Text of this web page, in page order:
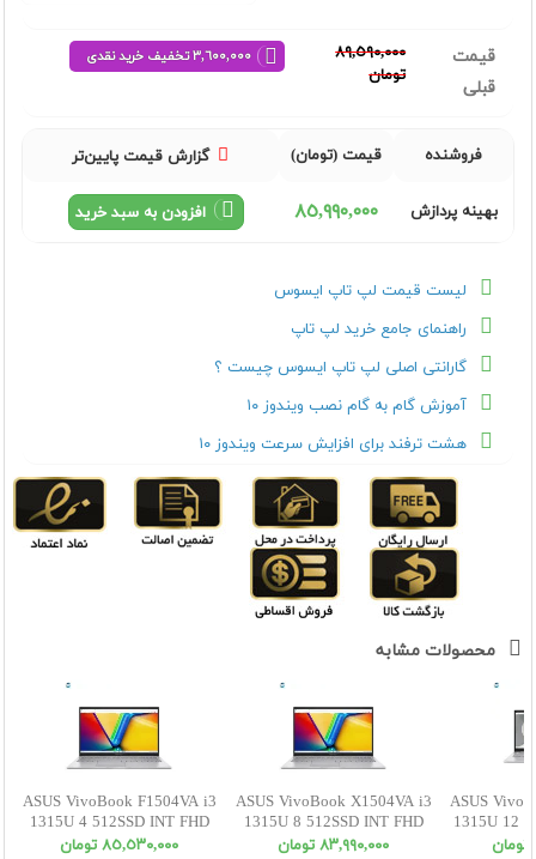
قیمت
قبلی
٨٩,٥٩٠,٠٠٠
تومان
فروشنده قیمت (تومان) گزارش قیمت پایین‌تر
بهینه پردازش ٨٥,٩٩٠,٠٠٠ افزودن به سبد خرید
لیست قیمت لپ تاپ ایسوس
راهنمای جامع خرید لپ تاپ
گارانتی اصلی لپ تاپ ایسوس چیست ؟
آموزش گام به گام نصب ویندوز ۱۰
هشت ترفند برای افزایش سرعت ویندوز ۱۰
محصولات مشابه
ASUS VivoBook F1504VA i3
1315U 4 512SSD INT FHD
٨٥,٥٣٠,٠٠٠ تومان
ASUS VivoBook X1504VA i3
1315U 8 512SSD INT FHD
٨٣,٩٩٠,٠٠٠ تومان
ASUS
1315U 12